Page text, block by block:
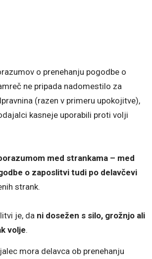
o prenehanju pogodbe o
ne pripada nadomestilo za
(razen v primeru upokojitve),
kasneje uporabili proti volji
med strankama – med
o zaposlitvi tudi po delavčevi
strank.
je, da ni dosežen s silo, grožnjo ali
volje.
mora delavca ob prenehanju